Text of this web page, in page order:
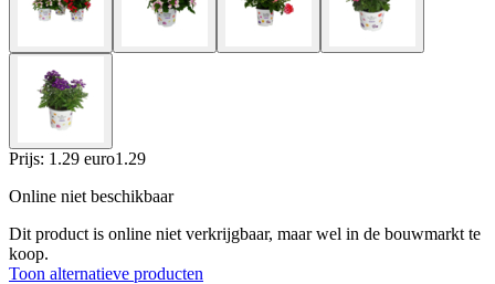
Prijs: 1.29 euro1 .29
Online niet beschikbaar
Dit product is online niet verkrijgbaar, maar wel in de bouwmarkt te
koop.
Toon alternatieve producten